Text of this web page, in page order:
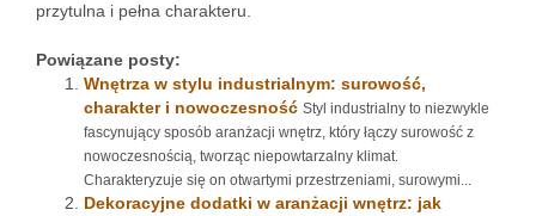
przytulna i pełna charakteru.
Powiązane posty:
Wnętrza w stylu industrialnym: surowość,
charakter i nowoczesność Styl industrialny to niezwykle
fascynujący sposób aranżacji wnętrz, który łączy surowość z
nowoczesnością, tworząc niepowtarzalny klimat.
Charakteryzuje się on otwartymi przestrzeniami, surowymi...
Dekoracyjne dodatki w aranżacji wnętrz: jak